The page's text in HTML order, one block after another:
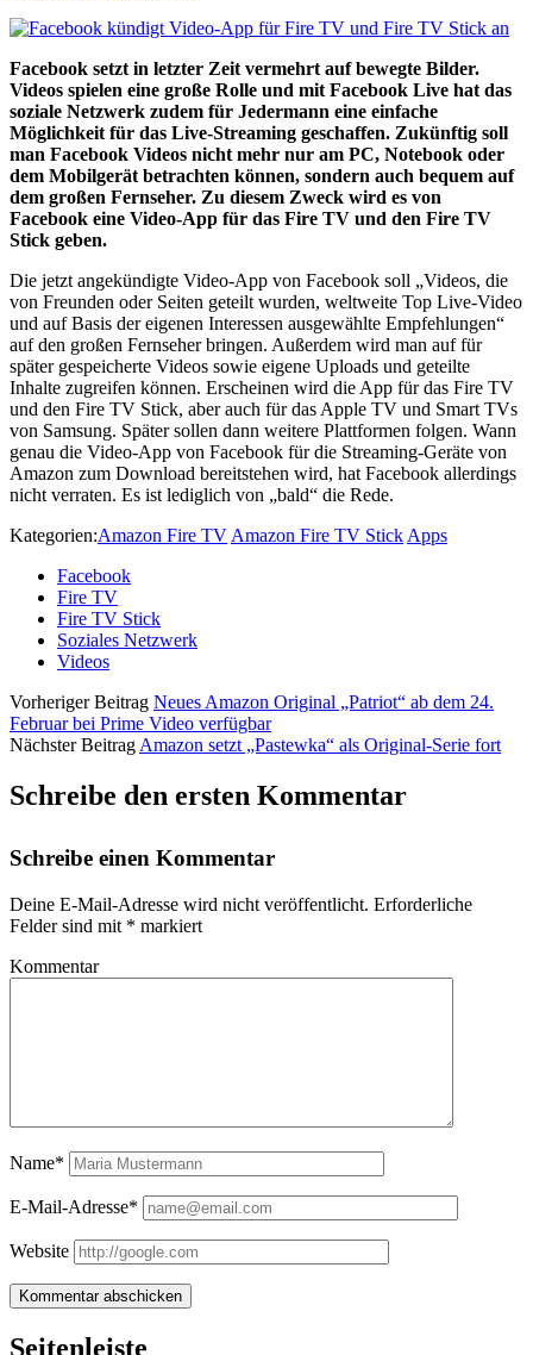
Facebook setzt in letzter Zeit vermehrt auf bewegte Bilder.
Videos spielen eine große Rolle und mit Facebook Live hat das
soziale Netzwerk zudem für Jedermann eine einfache
Möglichkeit für das Live-Streaming geschaffen. Zukünftig soll
man Facebook Videos nicht mehr nur am PC, Notebook oder
dem Mobilgerät betrachten können, sondern auch bequem auf
dem großen Fernseher. Zu diesem Zweck wird es von
Facebook eine Video-App für das Fire TV und den Fire TV
Stick geben.
Die jetzt angekündigte Video-App von Facebook soll „Videos, die
von Freunden oder Seiten geteilt wurden, weltweite Top Live-Video
und auf Basis der eigenen Interessen ausgewählte Empfehlungen“
auf den großen Fernseher bringen. Außerdem wird man auf für
später gespeicherte Videos sowie eigene Uploads und geteilte
Inhalte zugreifen können. Erscheinen wird die App für das Fire TV
und den Fire TV Stick, aber auch für das Apple TV und Smart TVs
von Samsung. Später sollen dann weitere Plattformen folgen. Wann
genau die Video-App von Facebook für die Streaming-Geräte von
Amazon zum Download bereitstehen wird, hat Facebook allerdings
nicht verraten. Es ist lediglich von „bald“ die Rede.
Kategorien:Amazon Fire TVAmazon Fire TV StickApps
Facebook
Fire TV
Fire TV Stick
Soziales Netzwerk
Videos
Vorheriger Beitrag Neues Amazon Original „Patriot“ ab dem 24.
Februar bei Prime Video verfügbar
Nächster BeitragAmazon setzt „Pastewka“ als Original-Serie fort
Schreibe den ersten Kommentar
Schreibe einen Kommentar
Deine E-Mail-Adresse wird nicht veröffentlicht. Erforderliche
Felder sind mit * markiert
Kommentar
Name*
E-Mail-Adresse*
Website
Seitenleiste